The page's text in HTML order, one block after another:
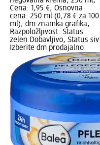
Cena: 1,95 €; Osnovna
cena: 250 ml (0,78 € za 100
ml); dm znamka grafika;
Razpoložljivost: Status
zelen Dobavljivo, Status siv
Izberite dm prodajalno